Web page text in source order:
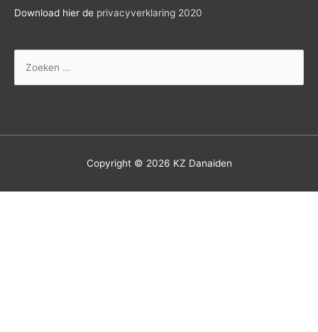
Download hier de privacyverklaring 2020
Zoek
naar:
Copyright © 2026 KZ Danaiden